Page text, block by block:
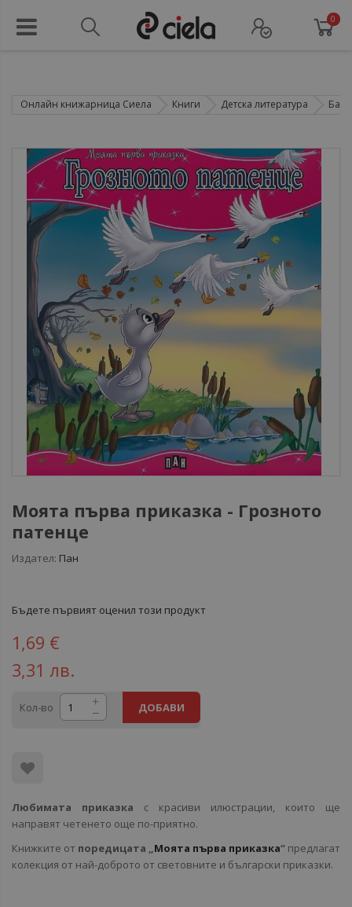
0
Онлайн книжарница Сиела Книги Детска литература
Моята първа приказка - Грозното
патенце
Издател: Пан
Бъдете първият оценил този продукт
1,69 €
3,31 лв.
Кол-во ДОБАВИ
Любимата приказка с красиви илюстрации, които ще
направят четенето още по-приятно.
Книжките от поредицата „Моята първа приказка“ предлагат
колекция от най-доброто от световните и български приказки.